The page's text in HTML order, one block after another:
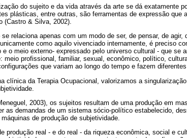
do sujeito e da vida através da arte se dá exatamente
plásticas, entre outras, são ferramentas de expressão que
(Castro & Silva, 2002).
relaciona apenas com um modo de ser, de pensar, de agir,
como aquilo vivenciado internamente, é preciso
o meio externo- expressado pelo universo cultural - que se
meio profissional, familiar, sexual, econômico, político,
que variam ao longo do tempo e fazem
clínica da Terapia Ocupacional, valorizamos a
2003), os sujeitos resultam de uma produção em
as demandas de um sistema sócio-político estabelecido,
de produção de subjetividade.
produção real - e do real - da riqueza econômica, social e